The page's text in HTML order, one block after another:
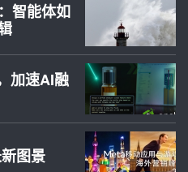
智能体如
加速AI融
图景